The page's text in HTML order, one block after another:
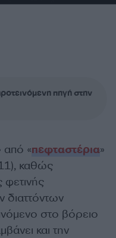
πηγή στην
από «πεφταστέρια»
καθώς
διαττόντων
στο βόρειο
και την